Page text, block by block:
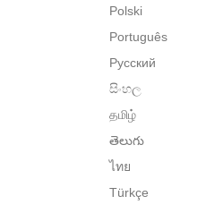
Polski
Português
Русский
සිංහල
தமிழ்
తెలుగు
ไทย
Türkçe